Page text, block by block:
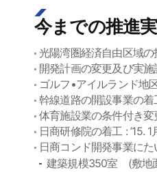
今までの推進
光陽湾圏経済自由区域の
開発計画の変更及び実
ゴルフ•アイルランド地
幹線道路の開設事業の着
体育施設業の条件付き変
日商研修院の着工 : ’15. 1
日商コンド開発事業にた
建築規模350室 (敷